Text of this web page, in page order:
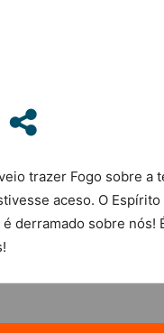
trazer Fogo sobre a
aceso. O Espírito
derramado sobre nós!